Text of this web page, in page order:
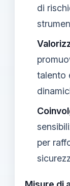
di
talento
per